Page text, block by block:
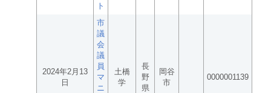
ト
2024年2月13
日
市
議
会
議
員
マ
ニ
土橋
学
長
野
県
岡谷
市
0000001139